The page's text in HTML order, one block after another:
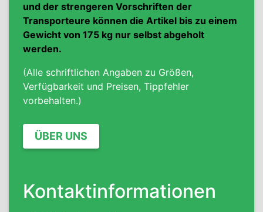
und der strengeren Vorschriften der
Transporteure können die Artikel bis zu einem
Gewicht von 175 kg nur selbst abgeholt
werden.
(Alle schriftlichen Angaben zu Größen,
Verfügbarkeit und Preisen, Tippfehler
vorbehalten.)
ÜBER UNS
Kontaktinformationen